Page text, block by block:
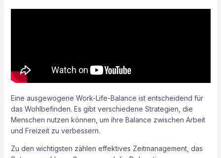
Eine ausgewogene Work-Life-Balance ist entscheidend für
das Wohlbefinden. Es gibt verschiedene Strategien, die
Menschen nutzen können, um ihre Balance zwischen Arbeit
und Freizeit zu verbessern.
Zu den wichtigsten zählen effektives Zeitmanagement, das